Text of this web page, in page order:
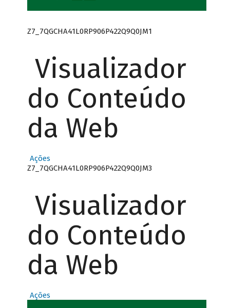
Z7_7QGCHA41L0RP906P422Q9Q0JM1
Visualizador
do Conteúdo
da Web
Ações
Z7_7QGCHA41L0RP906P422Q9Q0JM3
Visualizador
do Conteúdo
da Web
Ações